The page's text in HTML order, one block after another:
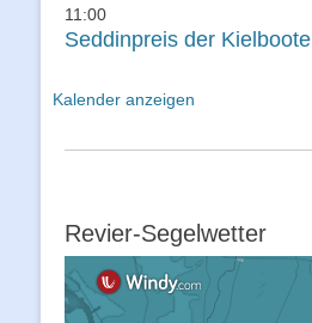
11:00
Seddinpreis der Kielboote
Kalender anzeigen
Revier-Segelwetter